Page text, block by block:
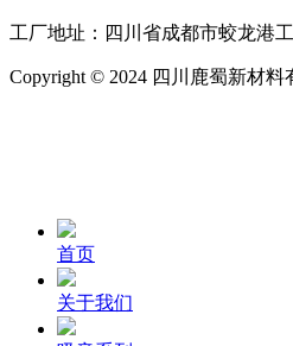
工厂地址：四川省成都市蛟龙港
Copyright © 2024 四川鹿蜀新材料
首页
关于我们